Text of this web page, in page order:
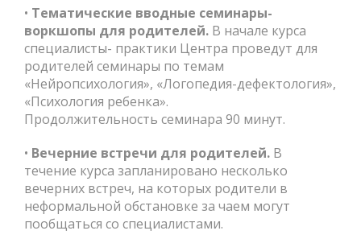
• Тематические вводные семинары-
воркшопы для родителей. В начале курса
специалисты- практики Центра проведут для
родителей семинары по темам
«Нейропсихология», «Логопедия-дефектология»,
«Психология ребенка».
Продолжительность семинара 90 минут.
• Вечерние встречи для родителей. В
течение курса запланировано несколько
вечерних встреч, на которых родители в
неформальной обстановке за чаем могут
пообщаться со специалистами.